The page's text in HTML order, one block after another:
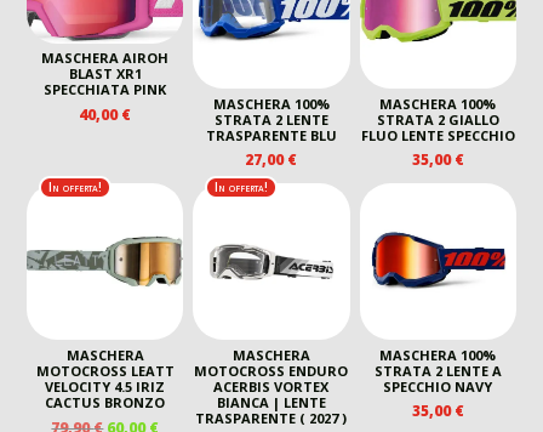
MASCHERA AIROH
BLAST XR1
SPECCHIATA PINK
40,00€
MASCHERA 100%
STRATA 2 LENTE
TRASPARENTE BLU
27,00€
MASCHERA 100%
STRATA 2 GIALLO
FLUO LENTE SPECCHIO
35,00€
In offerta!
MASCHERA
MOTOCROSS LEATT
VELOCITY 4.5 IRIZ
CACTUS BRONZO
IL
IL
In offerta!
MASCHERA
MOTOCROSS ENDURO
ACERBIS VORTEX
BIANCA | LENTE
TRASPARENTE ( 2027 )
MASCHERA 100%
STRATA 2 LENTE A
SPECCHIO NAVY
35,00€